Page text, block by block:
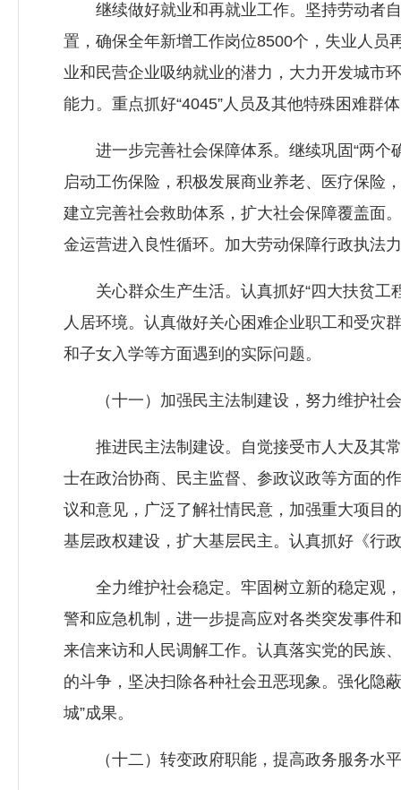
继续做好就业和再就业工作。坚持劳动者自
置，确保全年新增工作岗位8500个，失业人员
业和民营企业吸纳就业的潜力，大力开发城市
能力。重点抓好“4045”人员及其他特殊困难群
进一步完善社会保障体系。继续巩固“两个确
启动工伤保险，积极发展商业养老、医疗保险
建立完善社会救助体系，扩大社会保障覆盖面
金运营进入良性循环。加大劳动保障行政执法
关心群众生产生活。认真抓好“四大扶贫工
人居环境。认真做好关心困难企业职工和受灾
和子女入学等方面遇到的实际问题。
（十一）加强民主法制建设，努力维护社
推进民主法制建设。自觉接受市人大及其常
士在政治协商、民主监督、参政议政等方面的
议和意见，广泛了解社情民意，加强重大项目
基层政权建设，扩大基层民主。认真抓好《行
全力维护社会稳定。牢固树立新的稳定观，
警和应急机制，进一步提高应对各类突发事件
来信来访和人民调解工作。认真落实党的民族
的斗争，坚决扫除各种社会丑恶现象。强化隐
城”成果。
（十二）转变政府职能，提高政务服务水平